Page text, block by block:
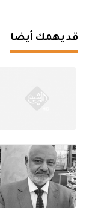
قد يهمك أيضا